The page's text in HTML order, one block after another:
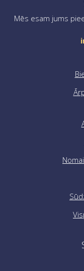
noformēšanā,
info@netscroll.lv.
Mēs esam jums